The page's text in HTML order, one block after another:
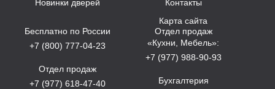
Новинки дверей
Контакты
Карта сайта
Бесплатно по России
+7 (800) 777-04-23
Отдел продаж
+7 (977) 618-47-40
Отдел продаж
«Кухни, Мебель»:
+7 (977) 988-90-93
Бухгалтерия